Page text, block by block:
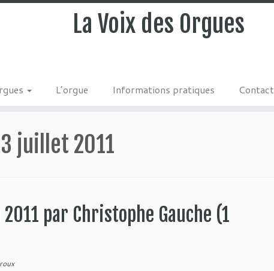
La Voix des Orgues
L’orgue Informations pratiques Contact
juillet 2011
par Christophe Gauche (1